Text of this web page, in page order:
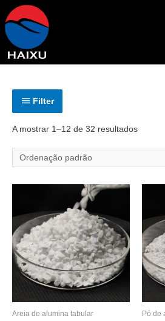
Filter
A mostrar 1–12 de 32 resultados
Areia de alumina tabular Pó de